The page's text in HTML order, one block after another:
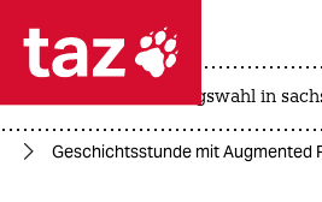
 taz zahl ich
taz zahl ich
landtagswahl in
Geschichtsstunde mit Augmented